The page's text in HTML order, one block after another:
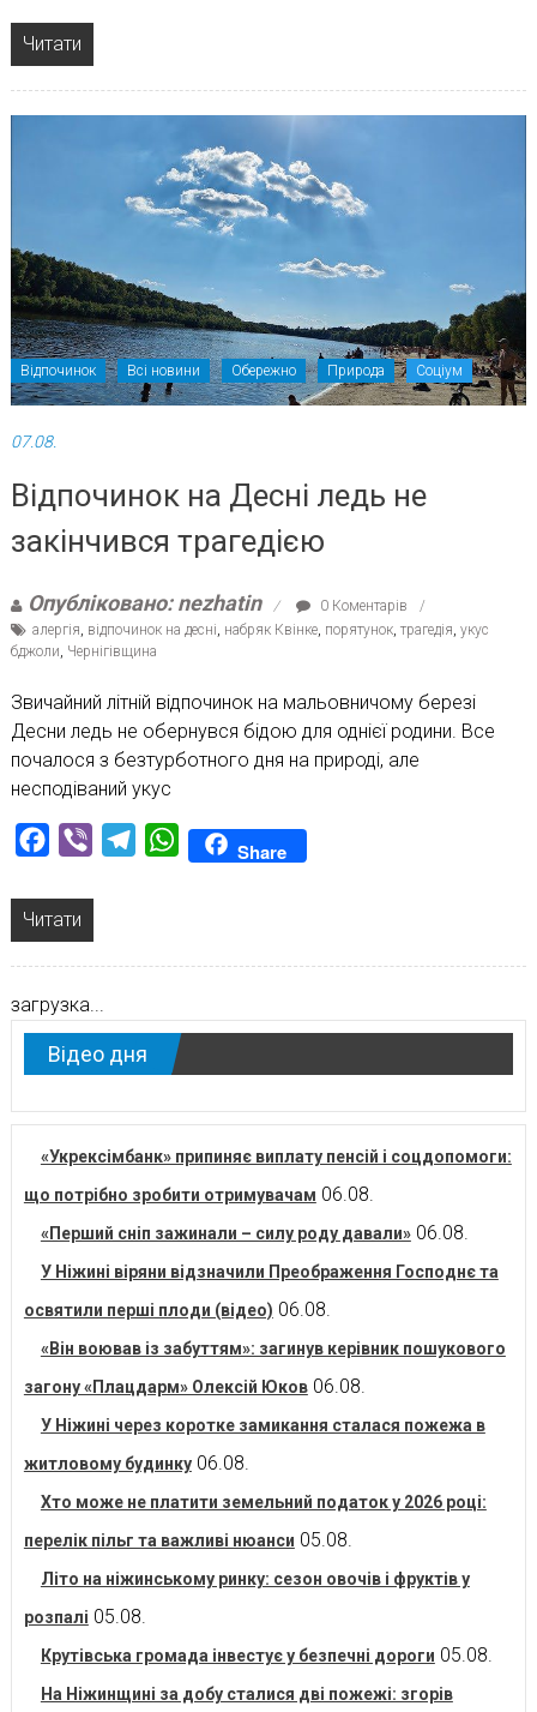
Читати
Відпочинок Всі новини Обережно Природа Соціум
07.08.
Відпочинок на Десні ледь не
закінчився трагедією
Опубліковано: nezhatin
0 Коментарів
алергія, відпочинок на десні, набряк Квінке, порятунок, трагедія, укус
бджоли, Чернігівщина
Звичайний літній відпочинок на мальовничому березі
Десни ледь не обернувся бідою для однієї родини. Все
почалося з безтурботного дня на природі, але
несподіваний укус
Facebook
Viber TelegramWhatsAppShare
Читати
загрузка...
Відео дня
«Укрексімбанк» припиняє виплату пенсій і соцдопомоги:
що потрібно зробити отримувачам 06.08.
«Перший сніп зажинали – силу роду давали» 06.08.
У Ніжині віряни відзначили Преображення Господнє та
освятили перші плоди (відео) 06.08.
«Він воював із забуттям»: загинув керівник пошукового
загону «Плацдарм» Олексій Юков 06.08.
У Ніжині через коротке замикання сталася пожежа в
житловому будинку 06.08.
Хто може не платити земельний податок у 2026 році:
перелік пільг та важливі нюанси 05.08.
Літо на ніжинському ринку: сезон овочів і фруктів у
розпалі 05.08.
Крутівська громада інвестує у безпечні дороги 05.08.
На Ніжинщині за добу сталися дві пожежі: згорів